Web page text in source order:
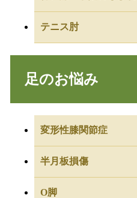
テニス肘
足のお悩み
変形性膝関節症
半月板損傷
O脚